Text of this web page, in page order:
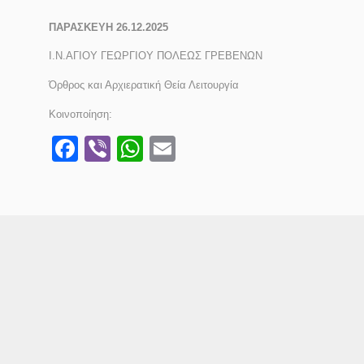
ΠΑΡΑΣΚΕΥΗ 26.12.2025
Ι.Ν.ΑΓΙΟΥ ΓΕΩΡΓΙΟΥ ΠΟΛΕΩΣ ΓΡΕΒΕΝΩΝ
Όρθρος και Αρχιερατική Θεία Λειτουργία
Κοινοποίηση:
Facebook
ViberWhatsApp